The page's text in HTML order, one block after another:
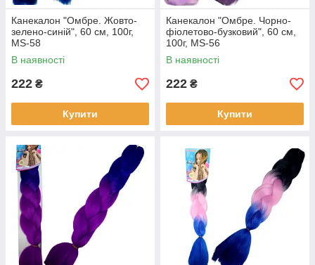
Канекалон "Омбре. Жовто-
зелено-синій", 60 см, 100г,
MS-58
В наявності
222 ₴
Купити
Канекалон "Омбре. Чорно-
фіолетово-бузковий", 60 см,
100г, MS-56
В наявності
222 ₴
Купити